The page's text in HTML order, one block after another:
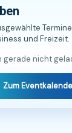
und Freizeit.
gerade nicht
Zum